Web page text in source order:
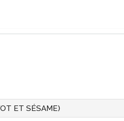
ET SÉSAME)